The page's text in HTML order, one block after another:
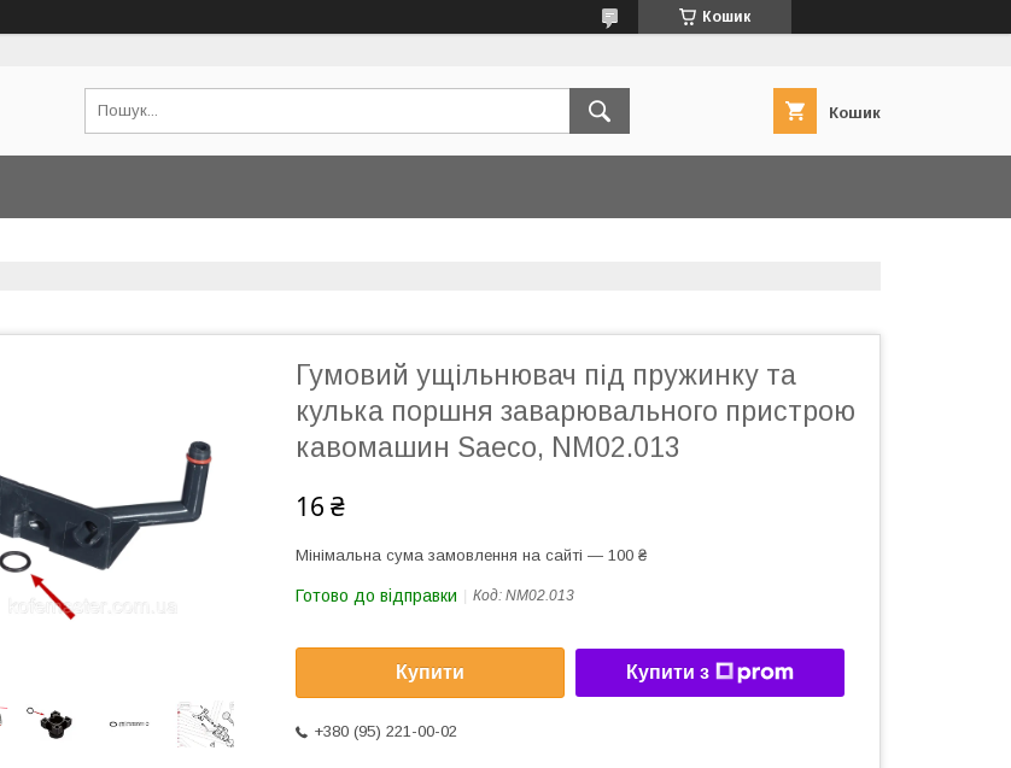
Кошик
Кошик
Гумовий ущільнювач під пружинку та
кулька поршня заварювального пристрою
кавомашин Saeco, NM02.013
16 ₴
Мінімальна сума замовлення на сайті — 100 ₴
Готово до відправки Код: NM02.013
Купити Купити з
+380 (95) 221-00-02